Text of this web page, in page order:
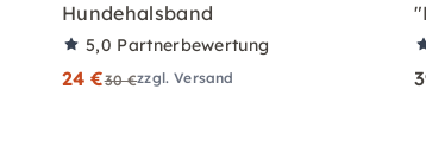
Hundehalsband
5,0 Partnerbewertung
24 €30 €zzgl. Versand